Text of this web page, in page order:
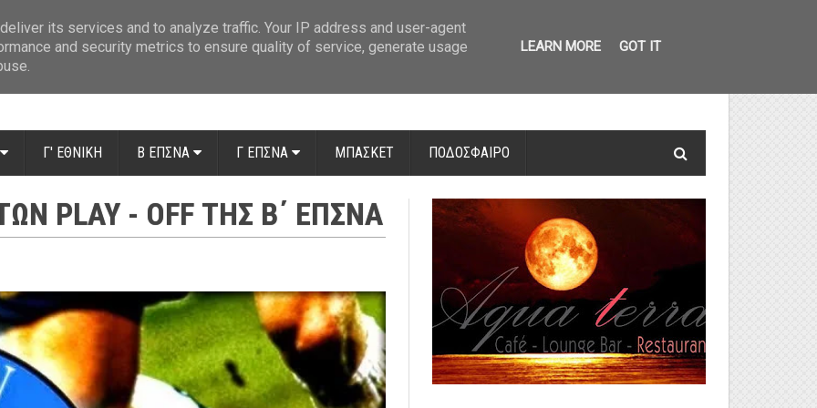
Γ' ΕΘΝΙΚΗ Β ΕΠΣΝΑ Γ ΕΠΣΝΑ ΜΠΑΣΚΕΤ ΠΟΔΟΣΦΑΙΡΟ
PLAY - OFF ΤΗΣ Β΄ ΕΠΣΝΑ
its services and to analyze traffic. Your IP address and user-agent
and security metrics to ensure quality of service, generate usage
LEARN MORE GOT IT